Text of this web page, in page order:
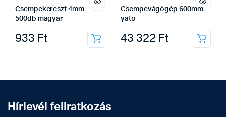
Csempekereszt 4mm
500db magyar
933 Ft
Csempevágógép 600mm
yato
43 322 Ft
Hírlevél feliratkozás